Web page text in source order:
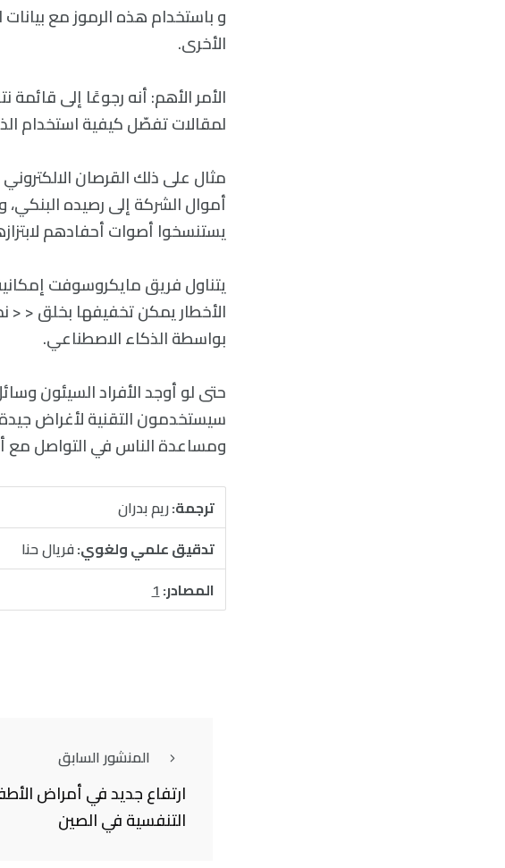
الأخرى.
الأمر الأهم: أنه رجوعًا إلى
لمقالات تفصّل كيفية استخدام
مثال على ذلك القرصان
أموال الشركة إلى رصيده
يستنسخوا أصوات أحفادهم
الأخطار يمكن تخفيفها بخلق <
بواسطة الذكاء الاصطناعي.
حتى لو أوجد الأفراد السيئون
سيستخدمون التقنية لأغراض
ومساعدة الناس في التواصل مع
ترجمة:ريم بدران
تدقيق علمي ولغوي:فريال حنا
المصادر:1
المنشور السابق
ارتفاع جديد في أمراض
التنفسية في الصين